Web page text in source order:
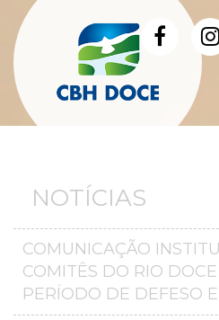
NOTÍCIAS
COMUNICAÇÃO
COMITÊS DO RIO
PERÍODO DE DEFESO